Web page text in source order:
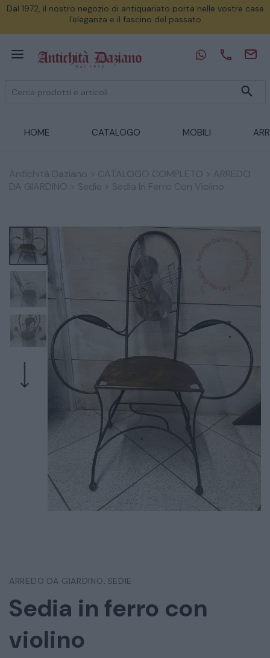
Dal 1972, il nostro negozio di antiquariato porta nelle vostre case
l'eleganza e il fascino del passato
HOME CATALOGO MOBILI
Antichità Daziano CATALOGO COMPLETO
ARREDO
DA GIARDINO
Sedie Sedia In Ferro Con Violino
ARREDO DA GIARDINO , SEDIE
Sedia in ferro con
violino